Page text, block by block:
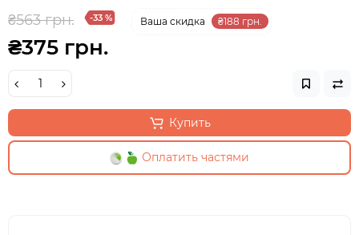
₴563 грн. -33 % Ваша cкидка ₴188 грн.
₴375 грн.
Купить
Оплатить частями